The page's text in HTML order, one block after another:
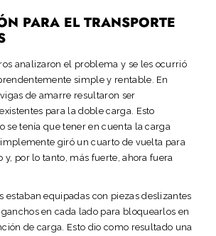
PARA EL TRANSPORTE
analizaron el problema y se les ocurrió
simple y rentable. En
de amarre resultaron ser
para la doble carga. Esto
se tenía que tener en cuenta la carga
giró un cuarto de vuelta para
y, por lo tanto, más fuerte, ahora fuera
estaban equipadas con piezas deslizantes
en cada lado para bloquearlos en
de carga. Esto dio como resultado una